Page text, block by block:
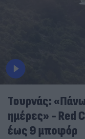
Τουρνάς:
ημέρες» - Red
έως 9 μποφόρ